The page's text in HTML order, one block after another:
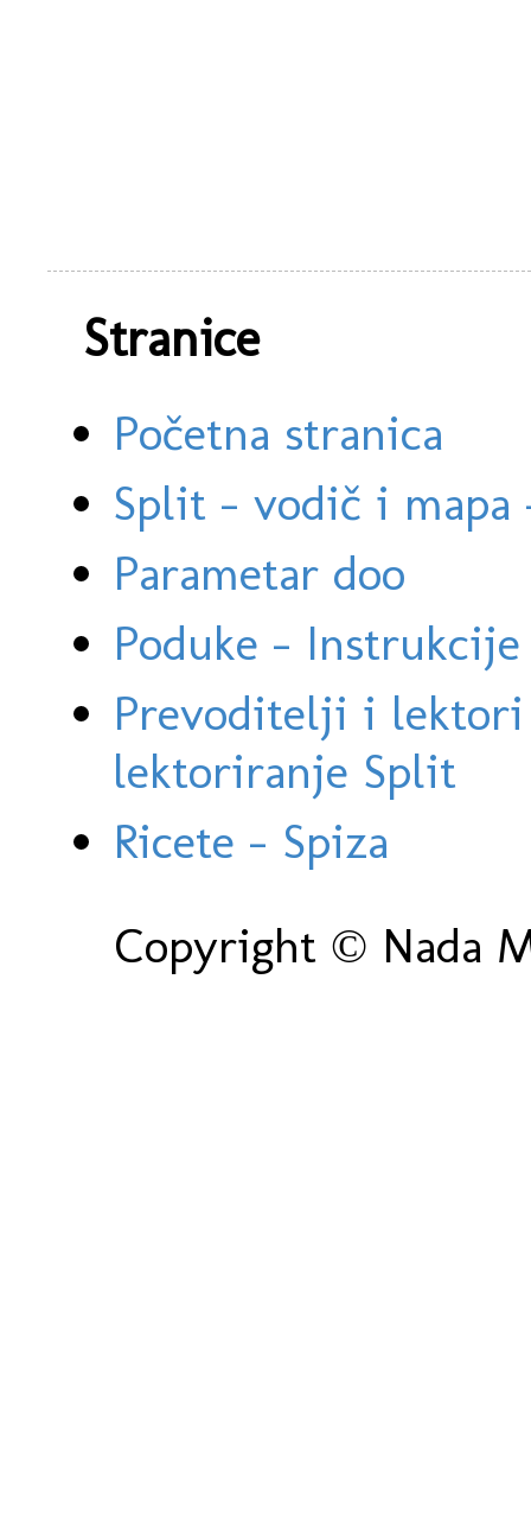
Stranice
Početna stranica
Split - vodič i
Parametar doo
Poduke -
Prevoditelji i
lektoriranje Split
Ricete - Spiza
Copyright © Nada